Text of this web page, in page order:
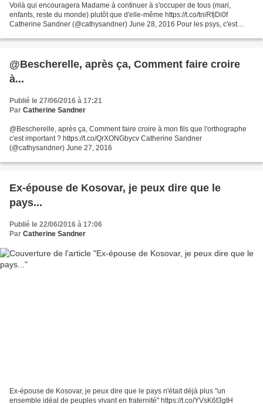
Voilà qui encouragera Madame à continuer à s'occuper de tous (mari,
enfants, reste du monde) plutôt que d'elle-même https://t.co/tniRfjDi0f
Catherine Sandner (@cathysandner) June 28, 2016 Pour les psys, c'est
@Bescherelle, après ça, Comment faire croire
à...
Publié le 27/06/2016 à 17:21
Par Catherine Sandner
@Bescherelle, après ça, Comment faire croire à mon fils que l'orthographe
c'est important ? https://t.co/QrXONGbycv Catherine Sandner
(@cathysandner) June 27, 2016
Ex-épouse de Kosovar, je peux dire que le
pays...
Publié le 22/06/2016 à 17:06
Par Catherine Sandner
Ex-épouse de Kosovar, je peux dire que le pays n'était déjà plus "un
ensemble idéal de peuples vivant en fraternité" https://t.co/YVsK6t3gtH